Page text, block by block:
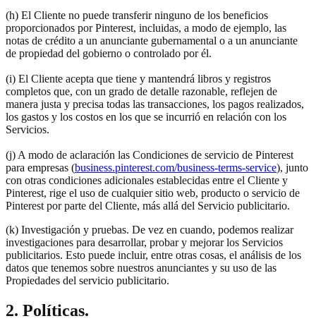
(h) El Cliente no puede transferir ninguno de los beneficios
proporcionados por Pinterest, incluidas, a modo de ejemplo, las
notas de crédito a un anunciante gubernamental o a un anunciante
de propiedad del gobierno o controlado por él.
(i) El Cliente acepta que tiene y mantendrá libros y registros
completos que, con un grado de detalle razonable, reflejen de
manera justa y precisa todas las transacciones, los pagos realizados,
los gastos y los costos en los que se incurrió en relación con los
Servicios.
(j) A modo de aclaración las Condiciones de servicio de Pinterest
para empresas (business.pinterest.com/business-terms-service), junto
con otras condiciones adicionales establecidas entre el Cliente y
Pinterest, rige el uso de cualquier sitio web, producto o servicio de
Pinterest por parte del Cliente, más allá del Servicio publicitario.
(k) Investigación y pruebas. De vez en cuando, podemos realizar
investigaciones para desarrollar, probar y mejorar los Servicios
publicitarios. Esto puede incluir, entre otras cosas, el análisis de los
datos que tenemos sobre nuestros anunciantes y su uso de las
Propiedades del servicio publicitario.
2. Políticas.